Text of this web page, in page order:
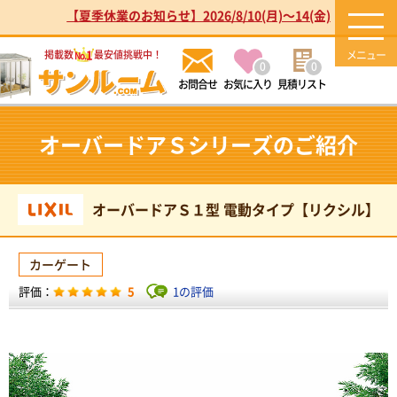
【夏季休業のお知らせ】2026/8/10(月)～14(金)
掲載数No.1最安値挑戦中！
お気に入り
0
見積リスト
0
オーバードアＳシリーズのご紹介
オーバードアＳ１型 電動タイプ【リクシル】
カーゲート
5 1の評価